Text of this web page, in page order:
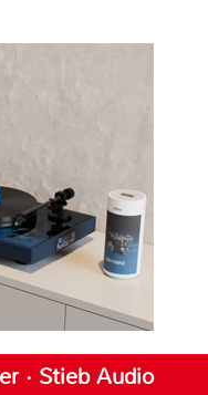
· Stieb Audio